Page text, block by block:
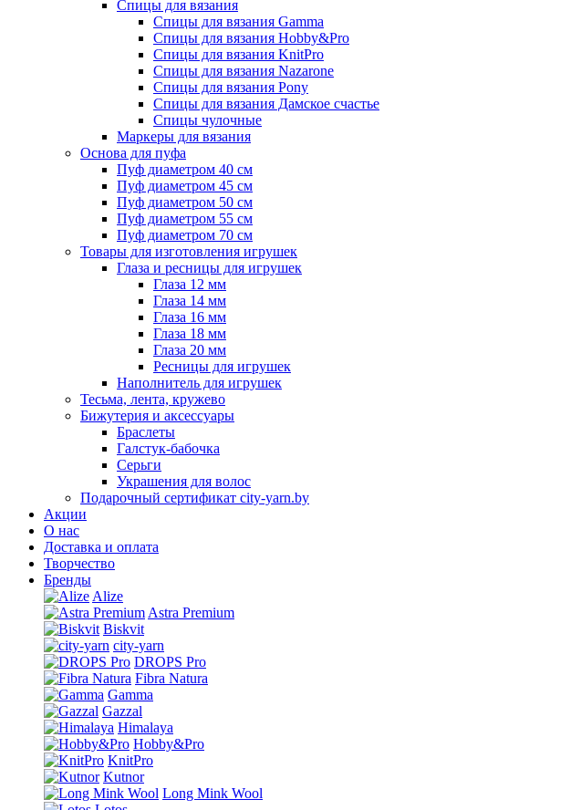
Спицы для вязания
Спицы для вязания Gamma
Спицы для вязания Hobby&Pro
Спицы для вязания KnitPro
Спицы для вязания Nazarone
Спицы для вязания Pony
Спицы для вязания Дамское счастье
Спицы чулочные
Маркеры для вязания
Основа для пуфа
Пуф диаметром 40 см
Пуф диаметром 45 см
Пуф диаметром 50 см
Пуф диаметром 55 см
Пуф диаметром 70 см
Товары для изготовления игрушек
Глаза и ресницы для игрушек
Глаза 12 мм
Глаза 14 мм
Глаза 16 мм
Глаза 18 мм
Глаза 20 мм
Ресницы для игрушек
Наполнитель для игрушек
Тесьма, лента, кружево
Бижутерия и аксессуары
Браслеты
Галстук-бабочка
Серьги
Украшения для волос
Подарочный сертификат city-yarn.by
Акции
О нас
Доставка и оплата
Творчество
Бренды
Alize
Astra Premium
Biskvit
city-yarn
DROPS Pro
Fibra Natura
Gamma
Gazzal
Himalaya
Hobby&Pro
KnitPro
Kutnor
Long Mink Wool